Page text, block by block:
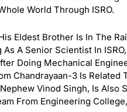
World Through ISRO.
Eldest Brother Is In The
A Senior Scientist In
Doing Mechanical
Chandrayaan-3Is Related
Vinod Singh, Is Also
From Engineering